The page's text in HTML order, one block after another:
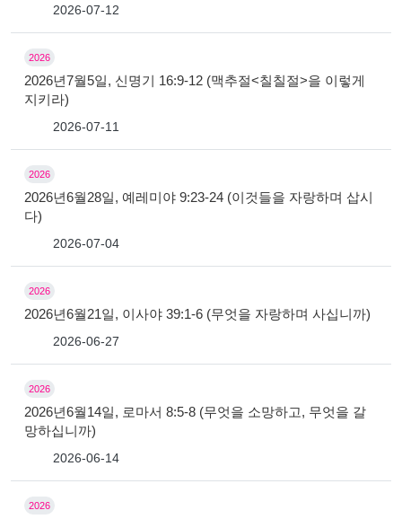
2026-07-12
2026
2026년7월5일, 신명기 16:9-12 (맥추절<칠칠절>을 이렇게
지키라)
2026-07-11
2026
2026년6월28일, 예레미야 9:23-24 (이것들을 자랑하며 삽시
다)
2026-07-04
2026
2026년6월21일, 이사야 39:1-6 (무엇을 자랑하며 사십니까)
2026-06-27
2026
2026년6월14일, 로마서 8:5-8 (무엇을 소망하고, 무엇을 갈
망하십니까)
2026-06-14
2026